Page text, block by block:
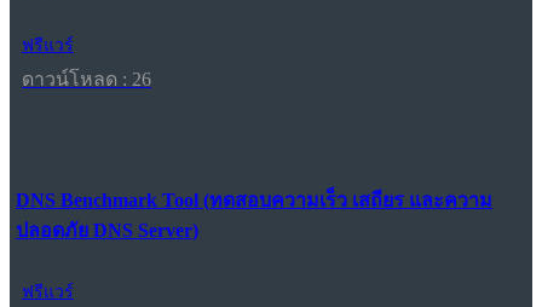
ฟรีแวร์
ดาวน์โหลด : 26
DNS Benchmark Tool (ทดสอบความเร็ว เสถียร และความ
ปลอดภัย DNS Server)
ฟรีแวร์